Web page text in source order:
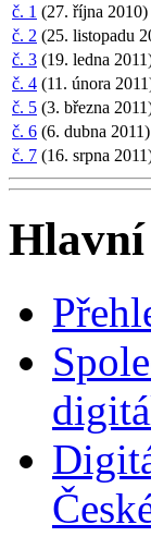
č. 1 (27. října 2010)
č. 2 (25. listopadu
č. 3 (19. ledna
č. 4 (11. února
č. 5 (3. března
č. 6 (6. dubna 2011)
č. 7 (16. srpna
Hlavní